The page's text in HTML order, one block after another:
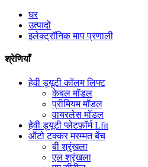
घर
उत्पादों
इलेक्ट्रॉनिक माप प्रणाली
श्रेणियाँ
हेवी ड्यूटी कॉलम लिफ्ट
केबल मॉडल
प्रीमियम मॉडल
वायरलेस मॉडल
हेवी ड्यूटी प्लेटफ़ॉर्म Lfit
ऑटो टक्कर मरम्मत बेंच
बी श्रृंखला
एल श्रृंखला